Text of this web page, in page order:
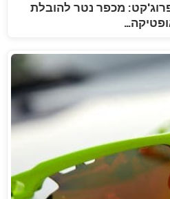
פרוג'קט: מכפר נטר להובלת